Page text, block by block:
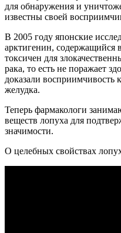
для обнаружения и
известны своей
В 2005 году японские
арктигенин, содержащийся
токсичен для
рака, то есть не поражает
доказали восприимчивость
желудка.
Теперь фармакологи
веществ лопуха для
значимости.
О целебных свойствах